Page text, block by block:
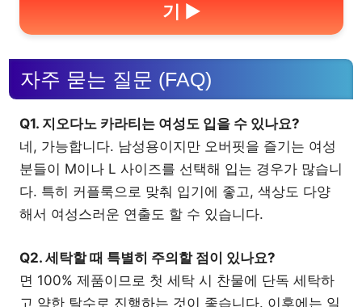
기 ▶
자주 묻는 질문 (FAQ)
Q1. 지오다노 카라티는 여성도 입을 수 있나요?
네, 가능합니다. 남성용이지만 오버핏을 즐기는 여성
분들이 M이나 L 사이즈를 선택해 입는 경우가 많습니
다. 특히 커플룩으로 맞춰 입기에 좋고, 색상도 다양
해서 여성스러운 연출도 할 수 있습니다.
Q2. 세탁할 때 특별히 주의할 점이 있나요?
면 100% 제품이므로 첫 세탁 시 찬물에 단독 세탁하
고 약한 탈수로 진행하는 것이 좋습니다. 이후에는 일